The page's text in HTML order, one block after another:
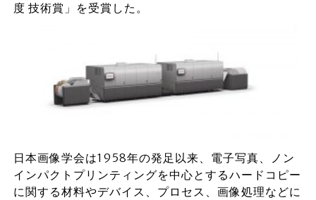
度 技術賞」を受賞した。
日本画像学会は1958年の発足以来、電子写真、ノン
インパクトプリンティングを中心とするハードコピー
に関する材料やデバイス、プロセス、画像処理などに